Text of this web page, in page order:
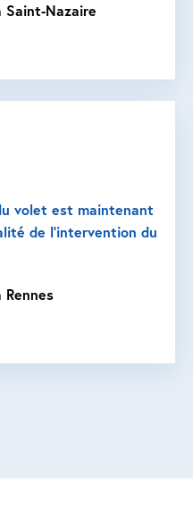
Nazaire
volet est maintenant
de l’intervention du